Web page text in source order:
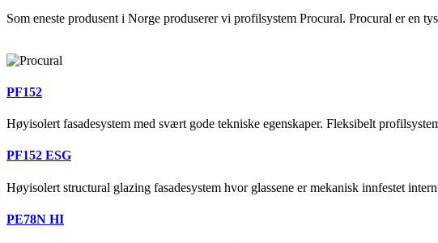
Som eneste produsent i Norge produserer vi profilsystem Procural. Procural er en
PF152
Høyisolert fasadesystem med svært gode tekniske egenskaper. Fleksibelt
PF152 ESG
Høyisolert structural glazing fasadesystem hvor glassene er mekanisk innfestet
PE78N HI